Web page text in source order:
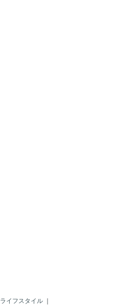
ライフスタイル ｜